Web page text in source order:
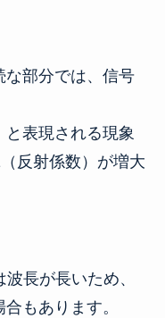
部分では、信号
表現される現象
反射係数）が増大
が長いため、
もあります。